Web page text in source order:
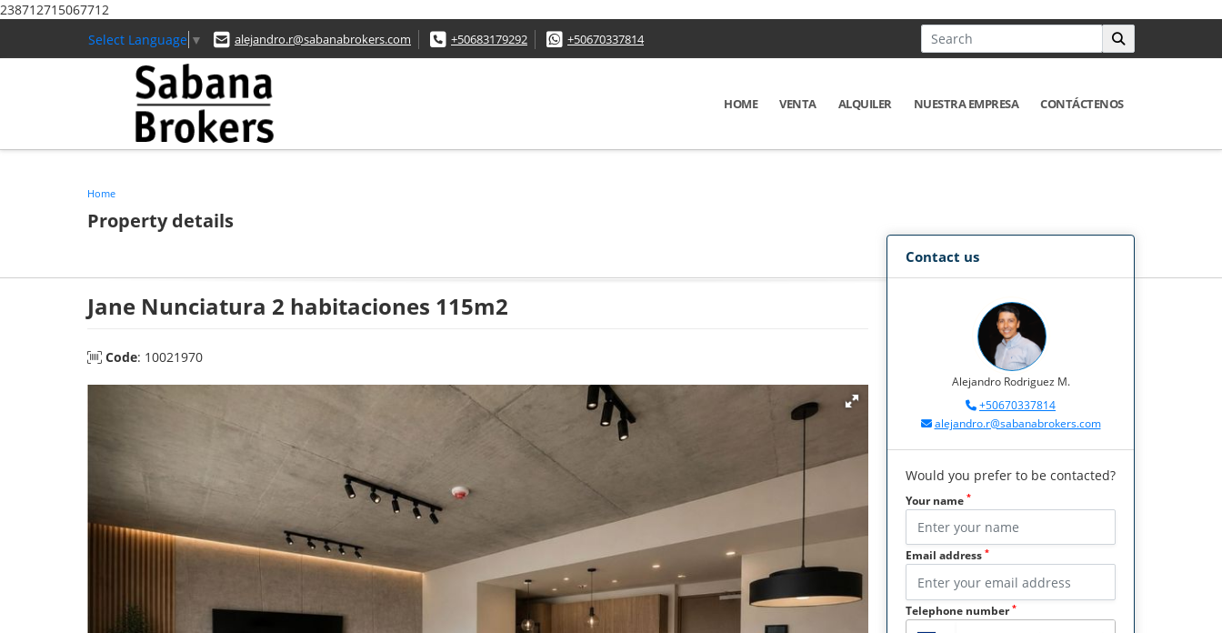
238712715067712
Select Language ▼ alejandro.r@sabanabrokers.com +50683179292 +50670337814
HOME VENTA ALQUILER NUESTRA EMPRESA CONTÁCTENOS
Home
Property details
Jane Nunciatura 2 habitaciones 115m2
Code: 10021970
Contact us
Alejandro Rodriguez M.
+50670337814
alejandro.r@sabanabrokers.com
Would you prefer to be contacted?
Your name *
Email address *
Telephone number*